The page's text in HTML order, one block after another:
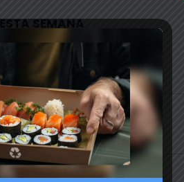
SEMANA
violento incendio en
de propagación
para denunciar negocios